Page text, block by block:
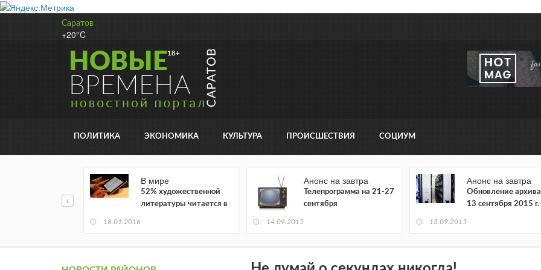
Саратов
+20°C
ПОЛИТИКА ЭКОНОМИКА КУЛЬТУРА ПРОИСШЕСТВИЯ СОЦИУМ
В мире
52% художественной
литературы читается в
18.01.2016
Анонс на завтра
Телепрограмма на 21-27
сентября
14.09.2015
Анонс на завтра
Обновление архива
13 сентября 2015 г.
13.09.2015